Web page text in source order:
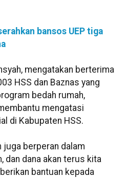
bansos UEP tiga
mengatakan berterima
HSS dan Baznas yang
bedah rumah,
mengatasi
di Kabupaten HSS.
juga berperan dalam
dan dana akan terus kita
bantuan kepada